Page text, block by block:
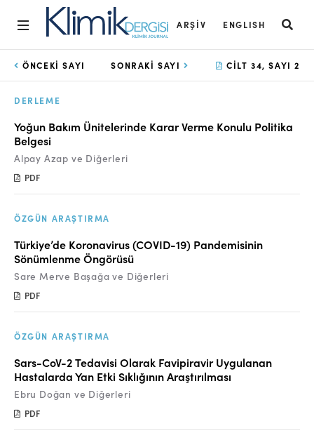
ARŞIV ENGLISH
Ana Sayfa
Amaç ve Kapsam
Açık Erişim İlkesi
Yayın Kurulu
Danışmanlık Süreci
Yazarlara Bilgi
Online Makale Gönderimi
Dizinler
Telif Hakları
İletişim
ÖNCEKI SAYI SONRAKI SAYI CILT 34, SAYI 2
DERLEME
Yoğun Bakım Ünitelerinde Karar Verme Konulu Politika
Belgesi
Alpay Azap ve Diğerleri
PDF
ÖZGÜN ARAŞTIRMA
Türkiye’de Koronavirus (COVID-19) Pandemisinin
Sönümlenme Öngörüsü
Sare Merve Başağa ve Diğerleri
PDF
ÖZGÜN ARAŞTIRMA
Sars-CoV-2 Tedavisi Olarak Favipiravir Uygulanan
Hastalarda Yan Etki Sıklığının Araştırılması
Ebru Doğan ve Diğerleri
PDF